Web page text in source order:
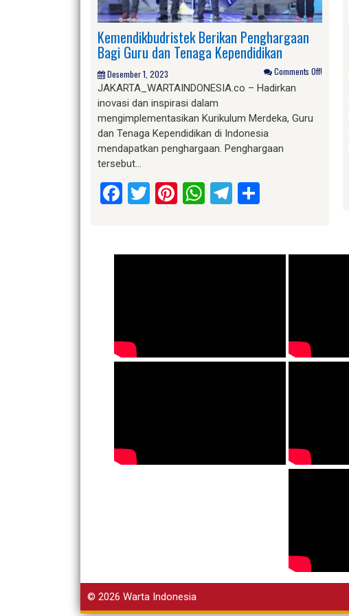
Kemendikbudristek Berikan Penghargaan
Bagi Guru dan Tenaga Kependidikan
Desember 1, 2023 Comments Off!
JAKARTA_WARTAINDONESIA.co – Hadirkan
inovasi dan inspirasi dalam
mengimplementasikan Kurikulum Merdeka, Guru
dan Tenaga Kependidikan di Indonesia
mendapatkan penghargaan. Penghargaan
tersebut…
Facebook
Twitter
Pinterest
WhatsApp
Telegram
© 2026 Warta Indonesia